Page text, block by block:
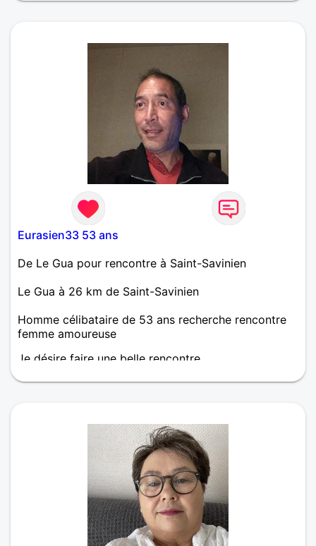
recherche homme actif entre 70 et 72 ans
Eurasien33 53 ans
De Le Gua pour rencontre à Saint-Savinien
Le Gua à 26 km de Saint-Savinien
Homme célibataire de 53 ans recherche rencontre
femme amoureuse
Je désire faire une belle rencontre